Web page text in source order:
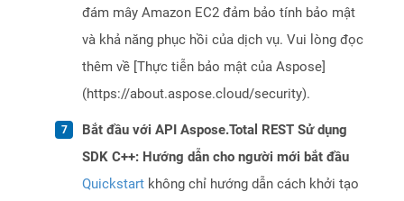
đám mây Amazon EC2 đảm bảo tính bảo mật
và khả năng phục hồi của dịch vụ. Vui lòng đọc
thêm về [Thực tiễn bảo mật của Aspose]
(https://about.aspose.cloud/security).
Bắt đầu với API Aspose.Total REST Sử dụng
SDK C++: Hướng dẫn cho người mới bắt đầu
Quickstart không chỉ hướng dẫn cách khởi tạo